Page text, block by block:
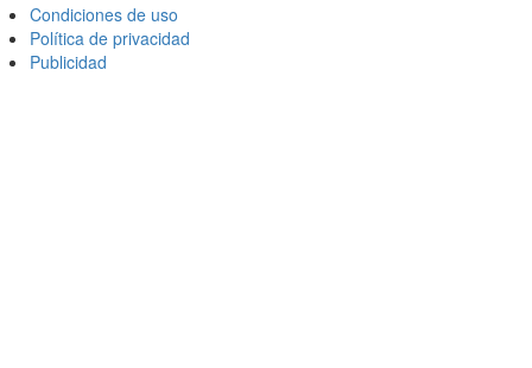
Condiciones de uso
Política de privacidad
Publicidad